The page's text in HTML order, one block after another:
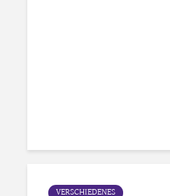
VERSCHIEDENES